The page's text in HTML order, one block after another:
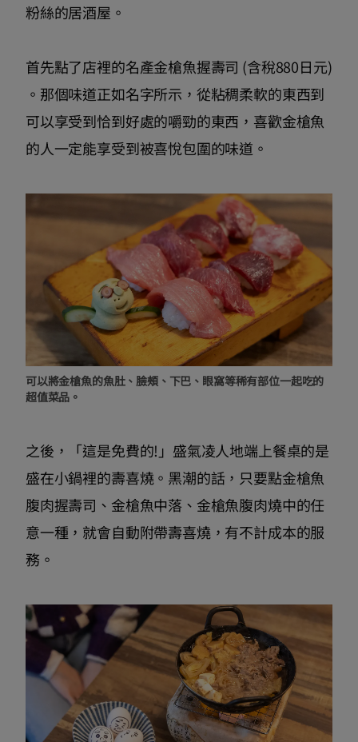
粉絲的居酒屋。
首先點了店裡的名產金槍魚握壽司 (含稅880日元)
。那個味道正如名字所示，從粘稠柔軟的東西到
可以享受到恰到好處的嚼勁的東西，喜歡金槍魚
的人一定能享受到被喜悅包圍的味道。
可以將金槍魚的魚肚、臉頰、下巴、眼窩等稀有部位一起吃的
超值菜品。
之後，「這是免費的!」盛氣凌人地端上餐桌的是
盛在小鍋裡的壽喜燒。黑潮的話，只要點金槍魚
腹肉握壽司、金槍魚中落、金槍魚腹肉燒中的任
意一種，就會自動附帶壽喜燒，有不計成本的服
務。